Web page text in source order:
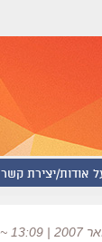
אודות/יצירת קשר
~